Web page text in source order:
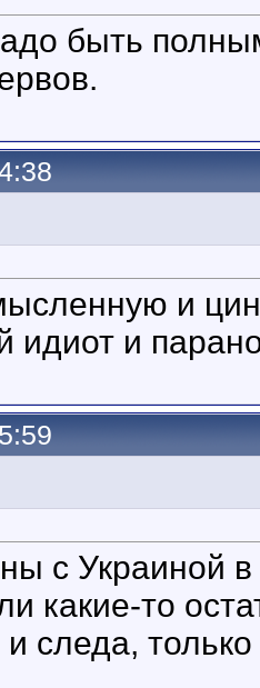
быть
и
идиот и
с Украиной
какие-то
и следа,